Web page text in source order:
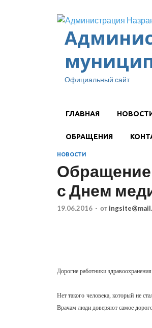
Официальный сайт
ГЛАВНАЯ
ОБРАЩЕНИЯ
НОВОСТИ
Обращение
с Днем
19.06.2016 - от
Дорогие работники
Нет такого человека, который не
Врачам люди доверяют самое